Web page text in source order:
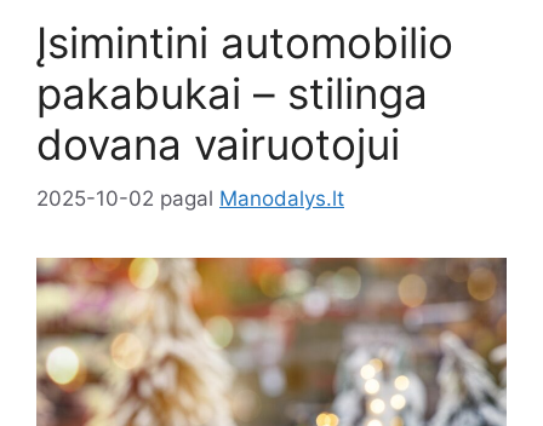
Įsimintini automobilio
pakabukai – stilinga
dovana vairuotojui
2025-10-02 pagal Manodalys.lt